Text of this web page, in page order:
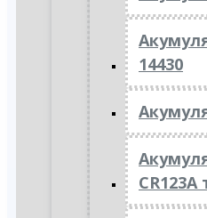
14430
CR123A